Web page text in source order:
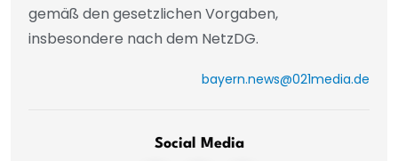
gemäß den gesetzlichen Vorgaben,
insbesondere nach dem NetzDG.
bayern.news@021media.de
Social Media